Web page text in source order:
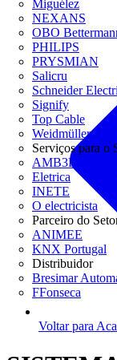
Miguélez
NEXANS
OBO
PHILIPS
PRYSMIAN
Salicru
Schneider
Signify
Top Cable
Weidmüller
Serviços para o
AMB3E
Eletrica
INETE
O electricista
Parceiro do
ANIMEE
KNX Portugal
Distribuidor
Bresimar
FFonseca
Voltar para